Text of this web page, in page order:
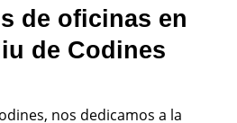
de oficinas en
de Codines
nos dedicamos a la